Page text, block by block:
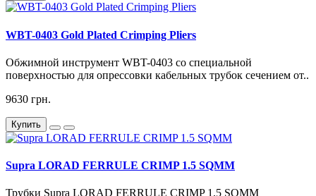
WBT-0403 Gold Plated Crimping Pliers
Обжимной инструмент WBT-0403 со специальной
поверхностью для опрессовки кабельных трубок сечением от..
9630 грн.
Купить
Supra LORAD FERRULE CRIMP 1.5 SQMM
Трубки Supra LORAD FERRULE CRIMP 1.5 SQMM